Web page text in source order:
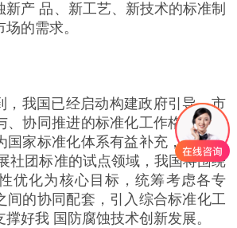
新产 品、新工艺、新技术的标准制
的需求。
国已经启动构建政府引导、市
、协同推进的标准化工作格局；社
国家标准化体系有益补充，防腐蚀
社团标准的试点领域，我国将围绕
优化为核心目标，统筹考虑各专
间的协同配套，引入综合标准化工
好我 国防腐蚀技术创新发展。